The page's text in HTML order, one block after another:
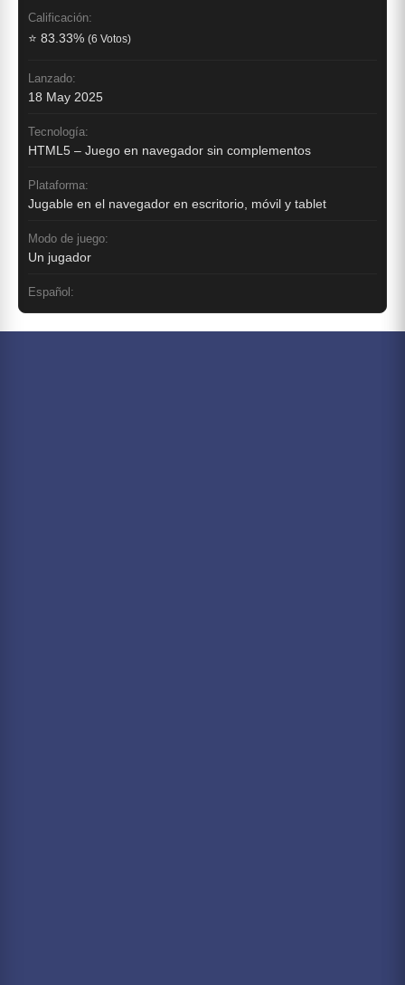
Calificación:
⭐ 83.33% (6 Votos)
Lanzado:
18 May 2025
Tecnología:
HTML5 – Juego en navegador sin complementos
Plataforma:
Jugable en el navegador en escritorio, móvil y tablet
Modo de juego:
Un jugador
Español: